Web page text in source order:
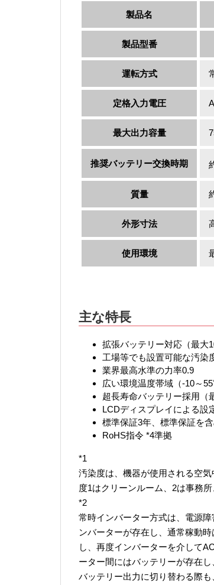
製品名
製品型番
運転方式
定格入力電圧
最大出力容量
推奨バッテリー交換時期
質量
外形寸法
使用環境
主な特長
拡張バッテリー対応（最大
工場等でも設置可能な汚染
業界最高水準の力率0.9
広い環境温度帯域（-10～
超長寿命バッテリー採用（
LCDディスプレイによる設
標準保証3年、標準保証を
RoHS指令 *4準拠
*1
汚染度は、機器が使用される空
度1はクリーンルーム、2は事務
*2
常時インバーター方式は、電源
ンバーターが存在し、通常稼動
し、再度インバーターを介して
ーター間にはバッテリーが存在
バッテリー出力に切り替わる際